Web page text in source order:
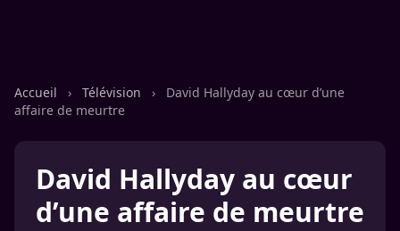
Accueil › Télévision ›
David Hallyday au cœur d’une
affaire de meurtre
David Hallyday au cœur
d’une affaire de meurtre